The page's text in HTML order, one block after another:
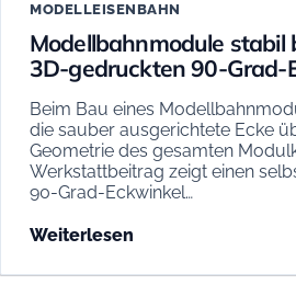
MODELLEISENBAHN
Modellbahnmodule stabil
3D-gedruckten 90-Grad-
Beim Bau eines
die sauber ausgerichtete Ecke
Geometrie des gesamten
Werkstattbeitrag zeigt einen
90-Grad-Eckwinkel…
Weiterlesen